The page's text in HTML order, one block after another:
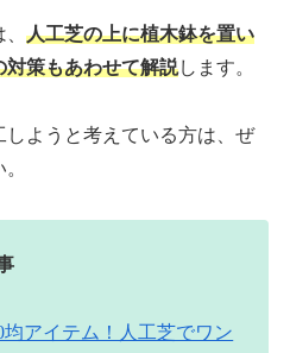
、人工芝の上に植木鉢を置い
対策もあわせて解説します。
ようと考えている方は、ぜ
アイテム！人工芝でワン